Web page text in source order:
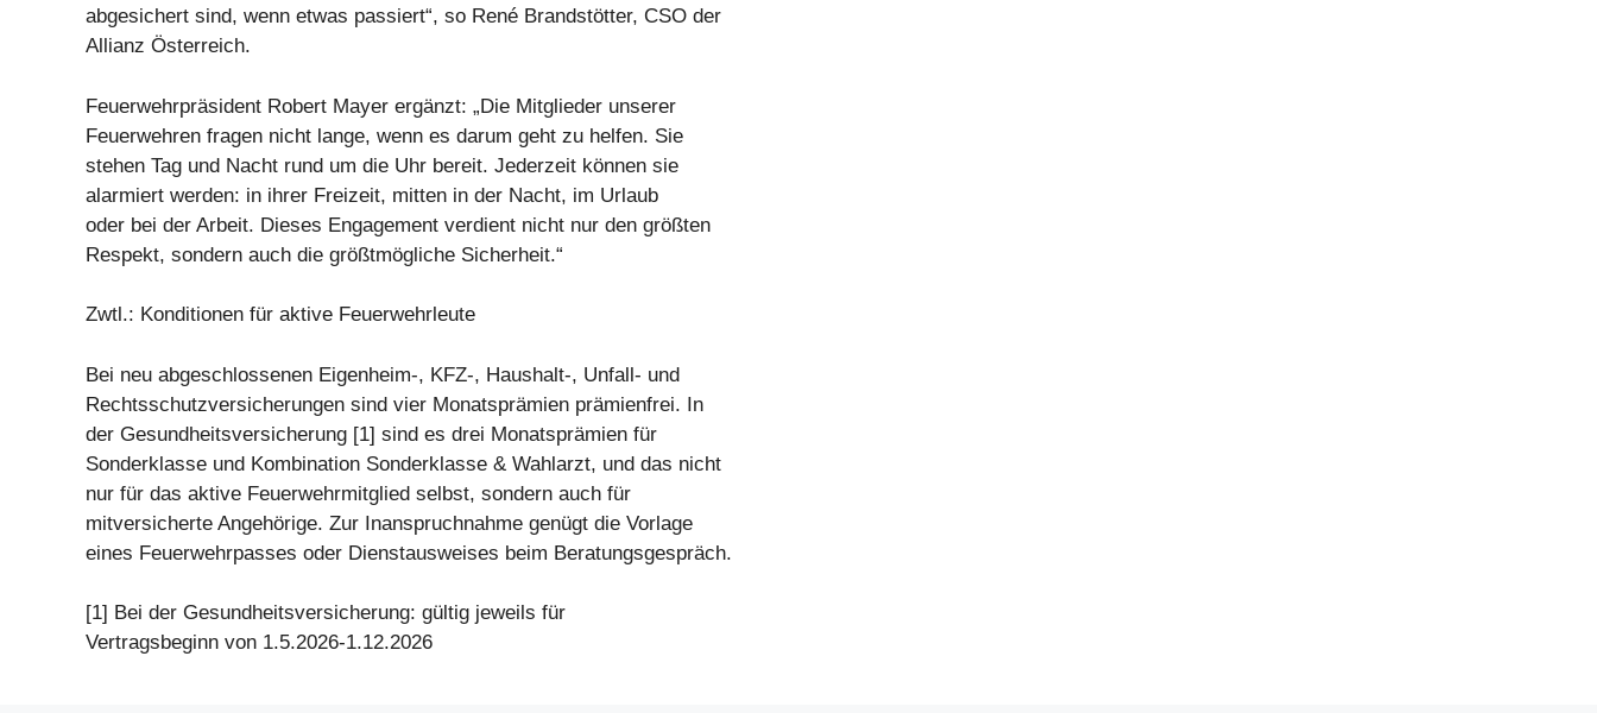
abgesichert sind, wenn etwas passiert“, so René Brandstötter, CSO der
Allianz Österreich.
Feuerwehrpräsident Robert Mayer ergänzt: „Die Mitglieder unserer
Feuerwehren fragen nicht lange, wenn es darum geht zu helfen. Sie
stehen Tag und Nacht rund um die Uhr bereit. Jederzeit können sie
alarmiert werden: in ihrer Freizeit, mitten in der Nacht, im Urlaub
oder bei der Arbeit. Dieses Engagement verdient nicht nur den größten
Respekt, sondern auch die größtmögliche Sicherheit.“
Zwtl.: Konditionen für aktive Feuerwehrleute
Bei neu abgeschlossenen Eigenheim-, KFZ-, Haushalt-, Unfall- und
Rechtsschutzversicherungen sind vier Monatsprämien prämienfrei. In
der Gesundheitsversicherung [1] sind es drei Monatsprämien für
Sonderklasse und Kombination Sonderklasse & Wahlarzt, und das nicht
nur für das aktive Feuerwehrmitglied selbst, sondern auch für
mitversicherte Angehörige. Zur Inanspruchnahme genügt die Vorlage
eines Feuerwehrpasses oder Dienstausweises beim Beratungsgespräch.
[1] Bei der Gesundheitsversicherung: gültig jeweils für
Vertragsbeginn von 1.5.2026-1.12.2026